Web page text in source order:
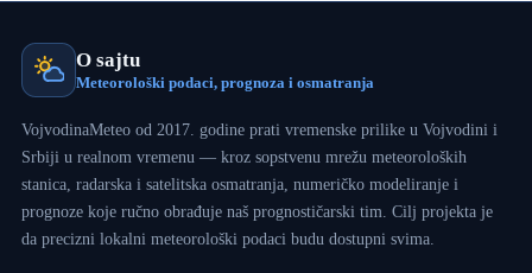
O sajtu
Meteorološki podaci, prognoza i osmatranja
VojvodinaMeteo od 2017. godine prati vremenske prilike u Vojvodini i
Srbiji u realnom vremenu — kroz sopstvenu mrežu meteoroloških
stanica, radarska i satelitska osmatranja, numeričko modeliranje i
prognoze koje ručno obrađuje naš prognostičarski tim. Cilj projekta je
da precizni lokalni meteorološki podaci budu dostupni svima.